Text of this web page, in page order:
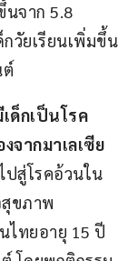
จาก 5.8
กวัยเรียนเพิ่มขึ้น
ด็กเป็นโรค
จากมาเลเซีย
ปสู่โรคอ้วนใน
สุขภาพ
ไทยอายุ 15 ปี